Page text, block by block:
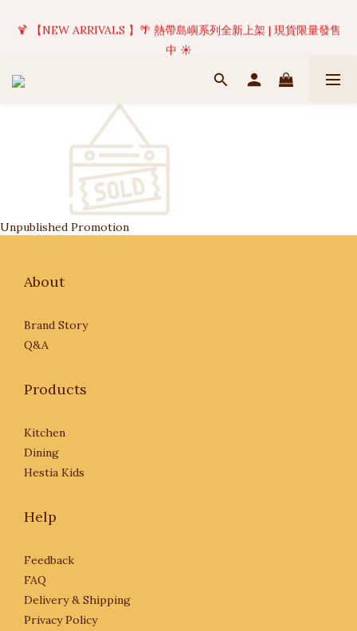
假日)完成出貨 🚚
🍹 【NEW ARRIVALS 】🌴 熱帶島嶼系列全新上架 | 現貨限量發售
中 ☀️
✦ 美好值得等待 | 現貨商品將於訂單成立後1-5個工作天內(不含例
Unpublished Promotion
About
Brand Story
Q&A
Products
Kitchen
Dining
Hestia Kids
Help
Feedback
FAQ
Delivery & Shipping
Privacy Policy